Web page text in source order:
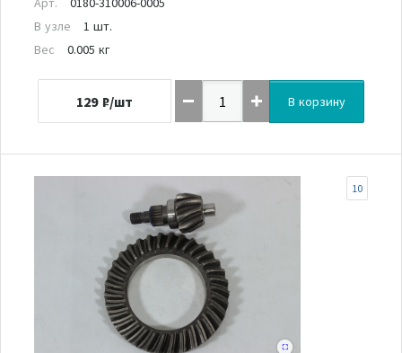
В узле
1 шт.
Вес
0.005 кг
129 ₽/шт В корзину
10